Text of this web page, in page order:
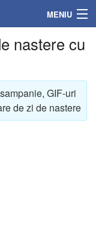
MENIU
nastere cu
GIF-uri
de zi de nastere